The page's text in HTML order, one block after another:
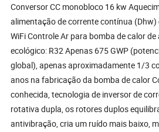
Conversor CC monobloco 16 kw
alimentação de corrente contínua (Dhw)
WiFi Controle Ar para bomba de calor
ecológico: R32 Apenas 675 GWP
global), apenas aproximadamente 1/3
anos na fabricação da bomba de calor
conhecida, tecnologia de inversor de
rotativa dupla, os rotores duplos
antivibração, cria um ruído mais baixo,